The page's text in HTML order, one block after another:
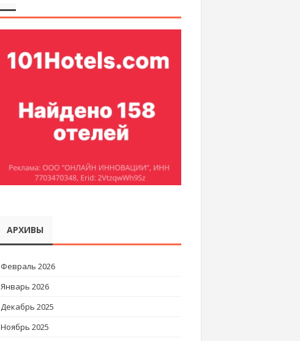
АРХИВЫ
Февраль 2026
Январь 2026
Декабрь 2025
Ноябрь 2025